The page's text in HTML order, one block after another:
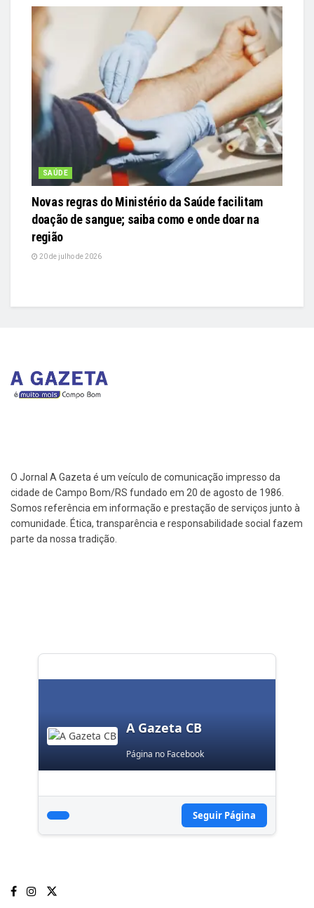
SAÚDE
Novas regras do Ministério da Saúde facilitam
doação de sangue; saiba como e onde doar na
região
20 de julho de 2026
O Jornal A Gazeta é um veículo de comunicação impresso da
cidade de Campo Bom/RS fundado em 20 de agosto de 1986.
Somos referência em informação e prestação de serviços junto à
comunidade. Ética, transparência e responsabilidade social fazem
parte da nossa tradição.
A Gazeta CB
Página no Facebook
Seguir Página